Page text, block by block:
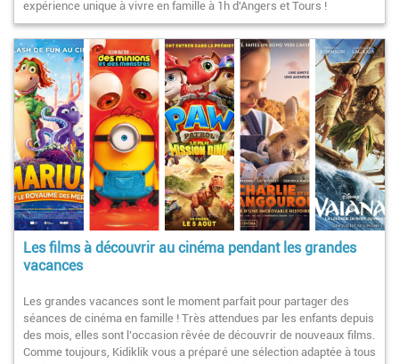
expérience unique à vivre en famille à 1h d'Angers et Tours !
Les films à découvrir au cinéma pendant les grandes
vacances
Les grandes vacances sont le moment parfait pour partager des
séances de cinéma en famille ! Très attendues par les enfants depuis
des mois, elles sont l’occasion rêvée de découvrir de nouveaux films.
Comme toujours, Kidiklik vous a préparé une sélection adaptée à tous